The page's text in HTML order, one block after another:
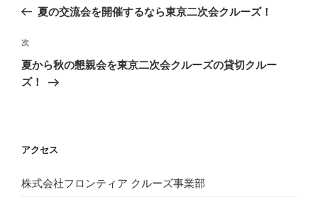
ビ
ゲ
ー
の
稿
夏の交流会を開催するなら東京二次会クルーズ！
次
の
投
次
夏から秋の懇親会を東京二次会クルーズの貸切クルー
ズ！
アクセス
株式会社フロンティア クルーズ事業部